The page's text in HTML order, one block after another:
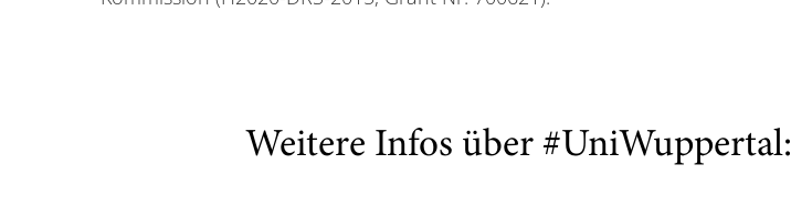
Weitere Infos über #UniWuppertal: